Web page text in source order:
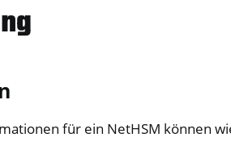
für ein NetHSM können